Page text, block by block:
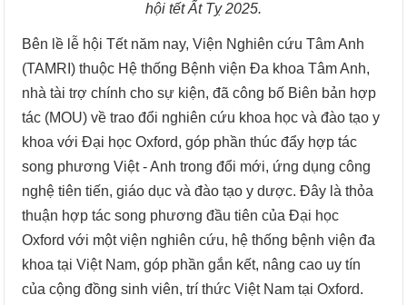
hội tết Ất Tỵ 2025.
Bên lề lễ hội Tết năm nay, Viện Nghiên cứu Tâm Anh
(TAMRI) thuộc Hệ thống Bệnh viện Đa khoa Tâm Anh,
nhà tài trợ chính cho sự kiện, đã công bố Biên bản hợp
tác (MOU) về trao đổi nghiên cứu khoa học và đào tạo y
khoa với Đại học Oxford, góp phần thúc đẩy hợp tác
song phương Việt - Anh trong đổi mới, ứng dụng công
nghệ tiên tiến, giáo dục và đào tạo y dược. Đây là thỏa
thuận hợp tác song phương đầu tiên của Đại học
Oxford với một viện nghiên cứu, hệ thống bệnh viện đa
khoa tại Việt Nam, góp phần gắn kết, nâng cao uy tín
của cộng đồng sinh viên, trí thức Việt Nam tại Oxford.